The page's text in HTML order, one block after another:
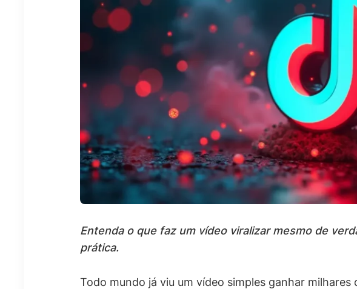
Entenda o que faz um vídeo viralizar mesmo de
prática.
Todo mundo já viu um vídeo simples ganhar